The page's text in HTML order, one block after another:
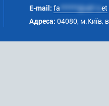
E-mail: fa ******@uk*.net
Адреса: 04080, м.Київ,